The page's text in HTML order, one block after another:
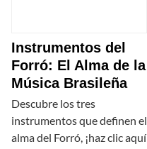
Instrumentos del
Forró: El Alma de la
Música Brasileña
Descubre los tres
instrumentos que definen el
alma del Forró, ¡haz clic aquí